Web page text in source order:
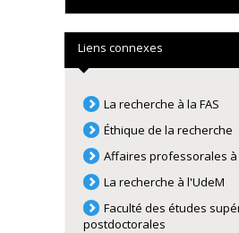
Liens connexes
La recherche à la FAS
Éthique de la recherche
Affaires professorales à
La recherche à l'UdeM
Faculté des études
postdoctorales